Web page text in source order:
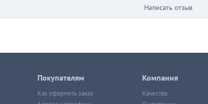
Написать отзыв
Покупателям
Как оформить заказ
Компания
Качество